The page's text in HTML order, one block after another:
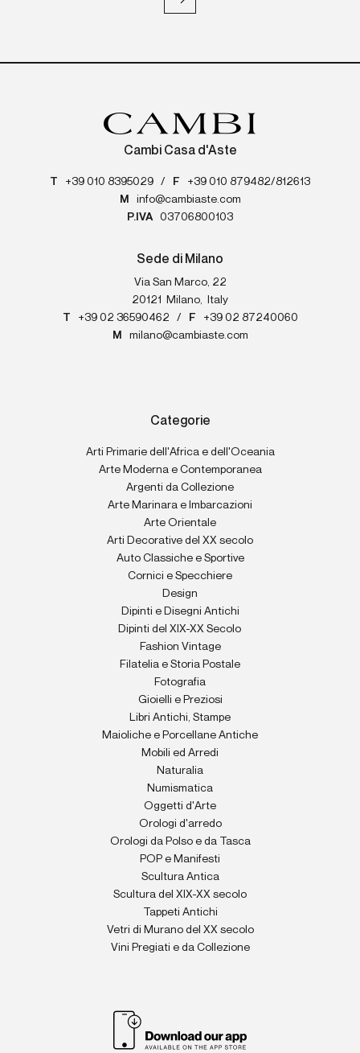
Cambi Casa d'Aste
T +39 010 8395029 / F
+39 010 879482/812613
M
info@cambiaste.com
P.IVA
03706800103
Sede di Milano
Via San Marco, 22
20121
Milano,
Italy
T
+39 02 36590462 / F
+39 02 87240060
M
milano@cambiaste.com
Categorie
Arti Primarie dell'Africa e dell'Oceania
Arte Moderna e Contemporanea
Argenti da Collezione
Arte Marinara e Imbarcazioni
Arte Orientale
Arti Decorative del XX secolo
Auto Classiche e Sportive
Cornici e Specchiere
Design
Dipinti e Disegni Antichi
Dipinti del XIX-XX Secolo
Fashion Vintage
Filatelia e Storia Postale
Fotografia
Gioielli e Preziosi
Libri Antichi, Stampe
Maioliche e Porcellane Antiche
Mobili ed Arredi
Naturalia
Numismatica
Oggetti d'Arte
Orologi d'arredo
Orologi da Polso e da Tasca
POP e Manifesti
Scultura Antica
Scultura del XIX-XX secolo
Tappeti Antichi
Vetri di Murano del XX secolo
Vini Pregiati e da Collezione